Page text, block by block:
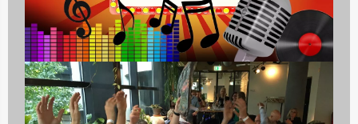
Dagarrangementen
970 uitjes